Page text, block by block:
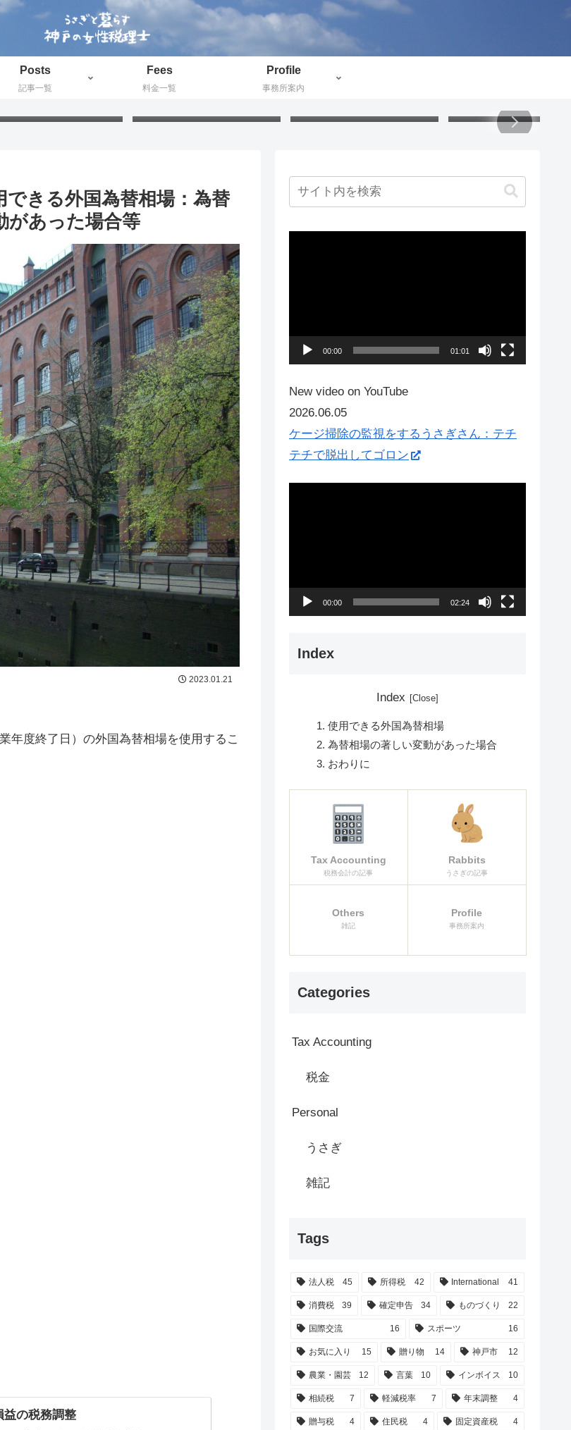
Posts
記事一覧
Fees
料金一覧
Profile
事務所案内
ワールドカップ2026：
々
プラ板工作：絵付けと色付け
てみました
うさぎの掃除グッズ：アクリ
りました
きる外国為替相場：為替
があった場合等
2023.01.21
年度終了日）の外国為替相場を使用するこ
益の税務調整
ー
00:00 01:01
New video on YouTube
2026.06.05
ケージ掃除の監視をするうさぎさん：テチ
テチで脱出してゴロン
ー
00:00 02:24
Index
Index
使用できる外国為替相場
為替相場の著しい変動があった場合
おわりに
Tax Accounting
税務会計の記事
Rabbits
うさぎの記事
Others
雑記
Profile
事務所案内
Categories
Tax Accounting
税金
Personal
うさぎ
雑記
Tags
法人税 45 所得税 42 International 41
消費税 39 確定申告 34 ものづくり 22
国際交流 16 スポーツ 16
お気に入り 15 贈り物 14 神戸市 12
農業・園芸 12 言葉 10 インボイス 10
相続税 7 軽減税率 7 年末調整 4
贈与税 4 住民税 4 固定資産税 4